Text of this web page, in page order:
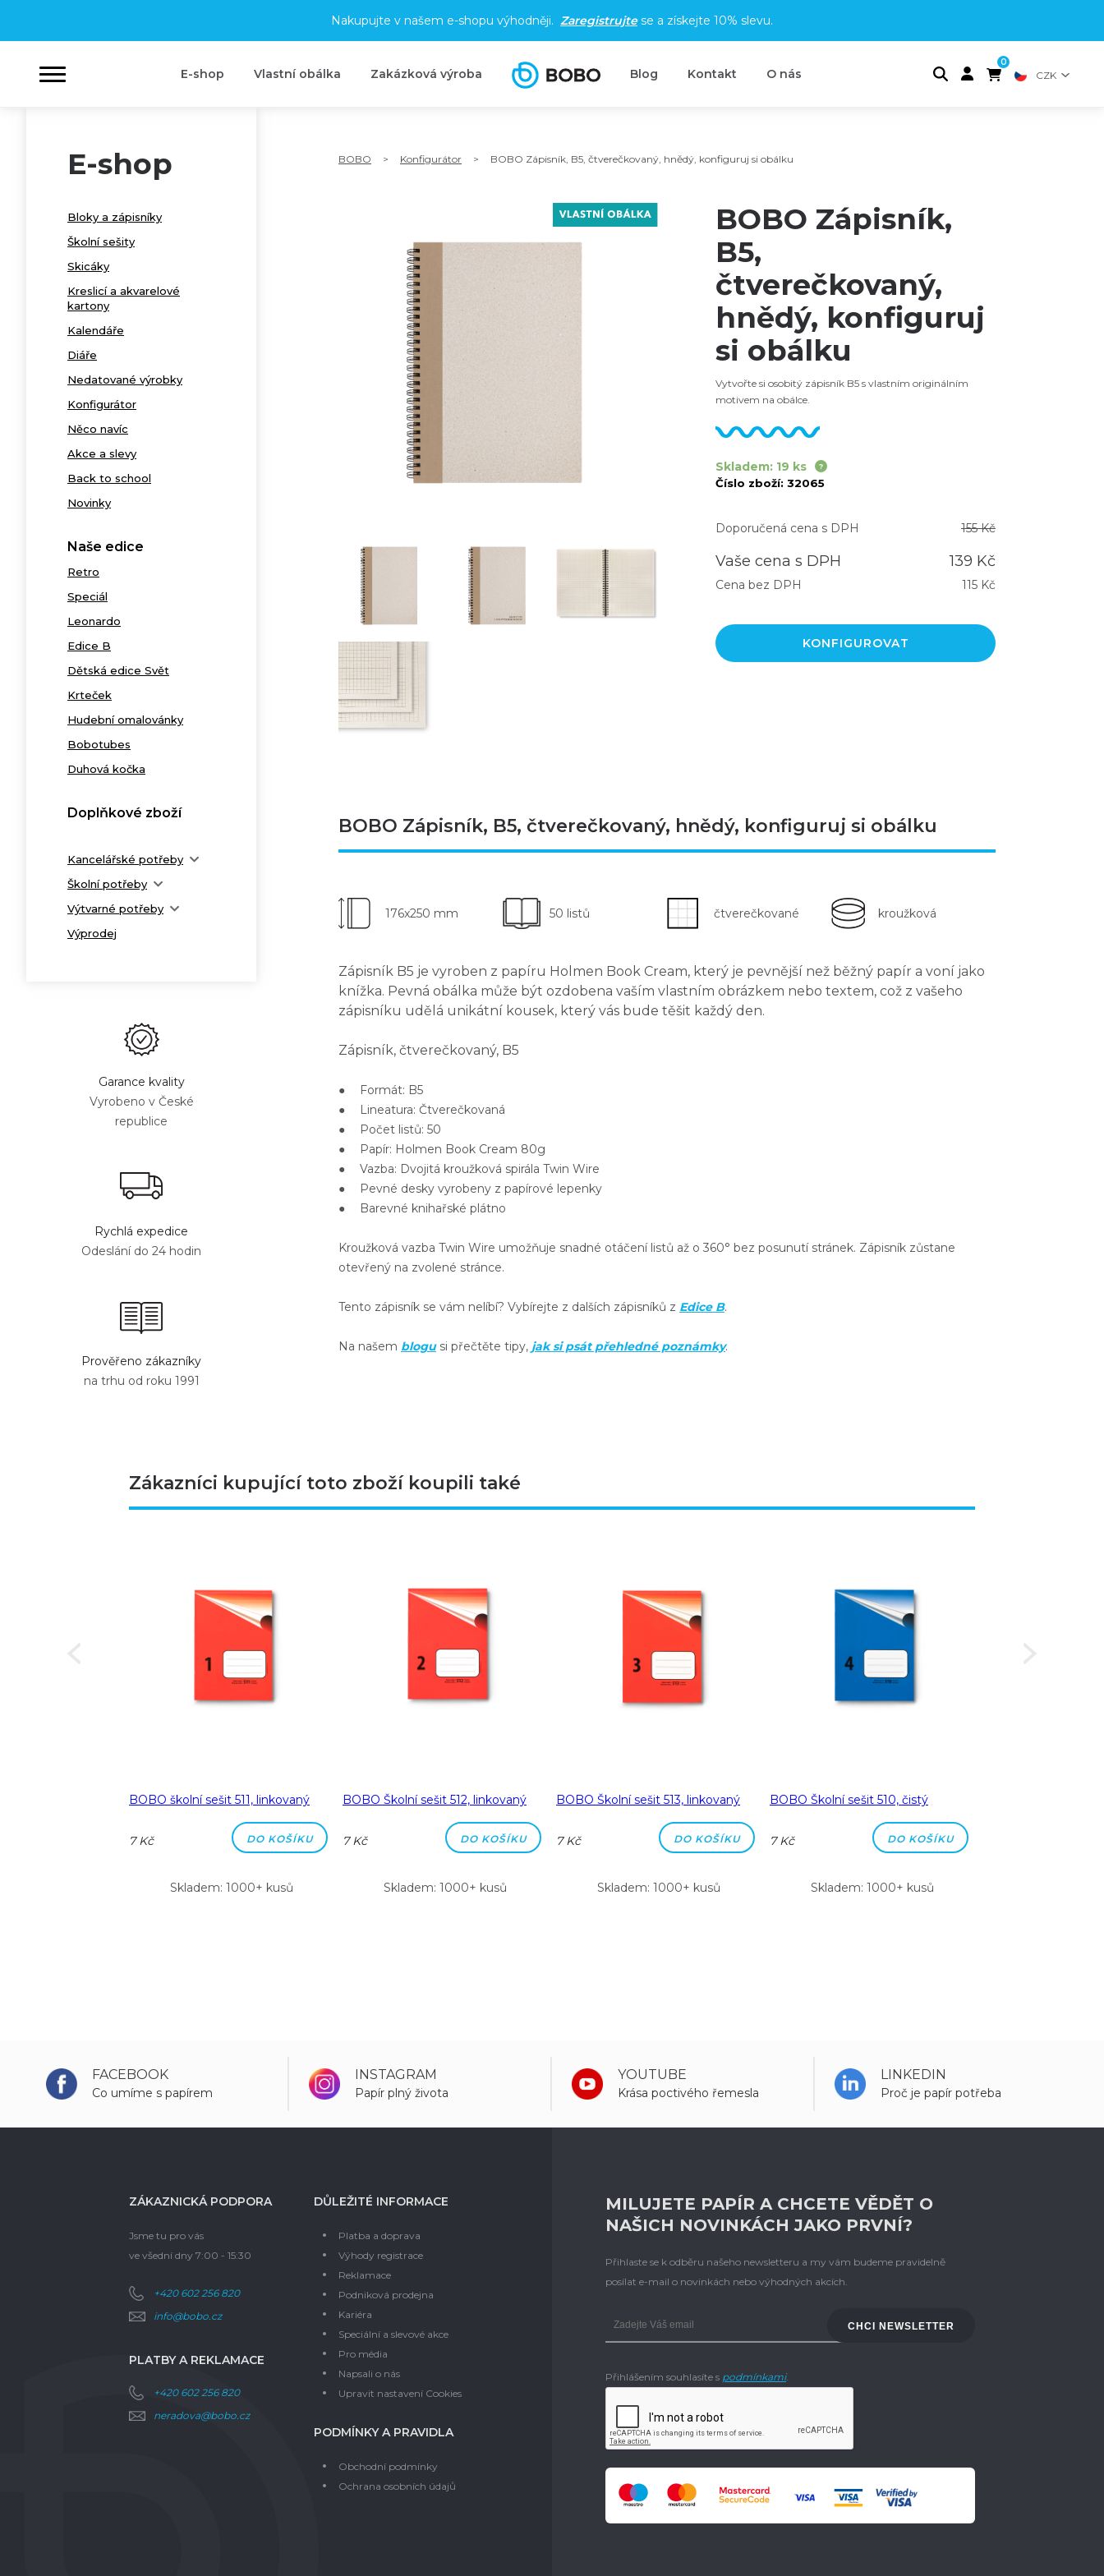
Nakupujte v našem e-shopu výhodněji. Zaregistrujtese a získejte 10% slevu.
E-shop Vlastní obálka Zakázková výroba Blog Kontakt O nás
0
CZK
E-shop
Bloky a zápisníky
Školní sešity
Skicáky
Kreslicí a akvarelové
kartony
Kalendáře
Diáře
Nedatované výrobky
Konfigurátor
Něco navíc
Akce a slevy
Back to school
Novinky
Naše edice
Retro
Speciál
Leonardo
Edice B
Dětská edice Svět
Krteček
Hudební omalovánky
Bobotubes
Duhová kočka
Doplňkové zboží
Kancelářské potřeby
Školní potřeby
Výtvarné potřeby
Výprodej
Garance kvality
Vyrobeno v České
republice
Rychlá expedice
Odeslání do 24 hodin
Prověřeno zákazníky
na trhu od roku 1991
BOBO > Konfigurátor > BOBO Zápisník, B5, čtverečkovaný, hnědý, konfiguruj si obálku
BOBO Zápisník,
B5,
čtverečkovaný,
hnědý, konfiguruj
si obálku
Vytvořte si osobitý zápisník B5 s vlastním originálním
motivem na obálce.
Skladem: 19 ks
Číslo zboží: 32065
Doporučená cena s DPH 155 Kč
Vaše cena s DPH 139 Kč
Cena bez DPH 115 Kč
KONFIGUROVAT
BOBO Zápisník, B5, čtverečkovaný, hnědý, konfiguruj si obálku
176x250 mm 50 listů čtverečkované kroužková
Zápisník B5 je vyroben z papíru Holmen Book Cream, který je pevnější než běžný papír a voní jako
knížka. Pevná obálka může být ozdobena vaším vlastním obrázkem nebo textem, což z vašeho
zápisníku udělá unikátní kousek, který vás bude těšit každý den.
Zápisník, čtverečkovaný, B5
● Formát: B5
● Lineatura: Čtverečkovaná
● Počet listů: 50
● Papír: Holmen Book Cream 80g
● Vazba: Dvojitá kroužková spirála Twin Wire
● Pevné desky vyrobeny z papírové lepenky
● Barevné knihařské plátno
Kroužková vazba Twin Wire umožňuje snadné otáčení listů až o 360° bez posunutí stránek. Zápisník zůstane
otevřený na zvolené stránce.
Tento zápisník se vám nelíbí? Vybírejte z dalších zápisníků z Edice B.
Na našem blogusi přečtěte tipy, jak si psát přehledné poznámky.
Zákazníci kupující toto zboží koupili také
BOBO školní sešit 511, linkovaný
7 Kč DO KOŠÍKU
Skladem: 1000+ kusů
BOBO Školní sešit 512, linkovaný
7 Kč DO KOŠÍKU
Skladem: 1000+ kusů
BOBO Školní sešit 513, linkovaný
7 Kč DO KOŠÍKU
Skladem: 1000+ kusů
BOBO Školní sešit 510, čistý
7 Kč DO KOŠÍKU
Skladem: 1000+ kusů
Next
FACEBOOK
Co umíme s papírem
INSTAGRAM
Papír plný života
YOUTUBE
Krása poctivého řemesla
LINKEDIN
Proč je papír potřeba
ZÁKAZNICKÁ PODPORA
Jsme tu pro vás
ve všední dny 7:00 - 15:30
+420 602 256 820
info@bobo.cz
PLATBY A REKLAMACE
+420 602 256 820
neradova@bobo.cz
DŮLEŽITÉ INFORMACE
Platba a doprava
Výhody registrace
Reklamace
Podniková prodejna
Kariéra
Speciální a slevové akce
Pro média
Napsali o nás
Upravit nastavení Cookies
PODMÍNKY A PRAVIDLA
Obchodní podmínky
Ochrana osobních údajů
MILUJETE PAPÍR A CHCETE VĚDĚT O
NAŠICH NOVINKÁCH JAKO PRVNÍ?
Přihlaste se k odběru našeho newsletteru a my vám budeme pravidelně
posílat e-mail o novinkách nebo výhodných akcích.
CHCI NEWSLETTER
Přihlášením souhlasíte s podmínkami.